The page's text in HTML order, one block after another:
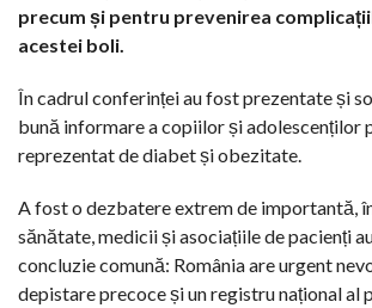
precum și pentru prevenirea
acestei boli.
În cadrul conferinței au fost prezentate și
bună informare a copiilor și adolescenților
reprezentat de diabet și obezitate.
A fost o dezbatere extrem de importantă,
sănătate, medicii și asociațiile de pacienți
concluzie comună: România are urgent
depistare precoce și un registru național al